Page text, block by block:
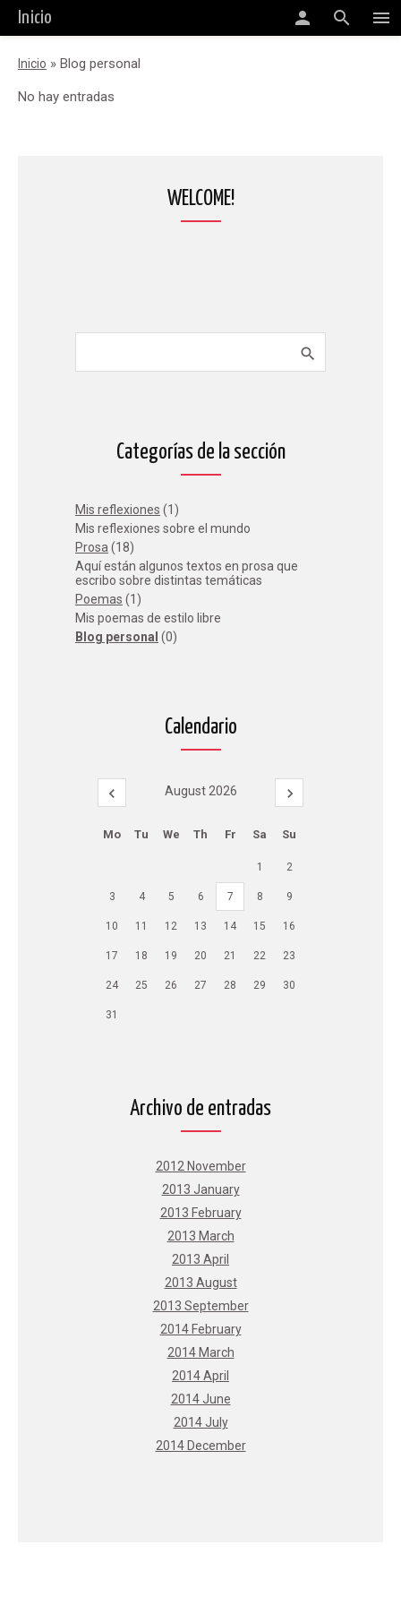
menu
search
person
Inicio
Inicio » Blog personal
No hay entradas
WELCOME!
Categorías de la sección
Mis reflexiones (1)
Mis reflexiones sobre el mundo
Prosa (18)
Aquí están algunos textos en prosa que
escribo sobre distintas temáticas
Poemas (1)
Mis poemas de estilo libre
Blog personal (0)
Calendario
August 2026
Mo Tu We Th Fr Sa Su
1 2
3 4 5 6 7 8 9
10 11 12 13 14 15 16
17 18 19 20 21 22 23
24 25 26 27 28 29 30
31
Archivo de entradas
2012 November
2013 January
2013 February
2013 March
2013 April
2013 August
2013 September
2014 February
2014 March
2014 April
2014 June
2014 July
2014 December